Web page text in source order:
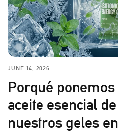
JUNE 14, 2026
Porqué
aceite esencial
nuestros geles